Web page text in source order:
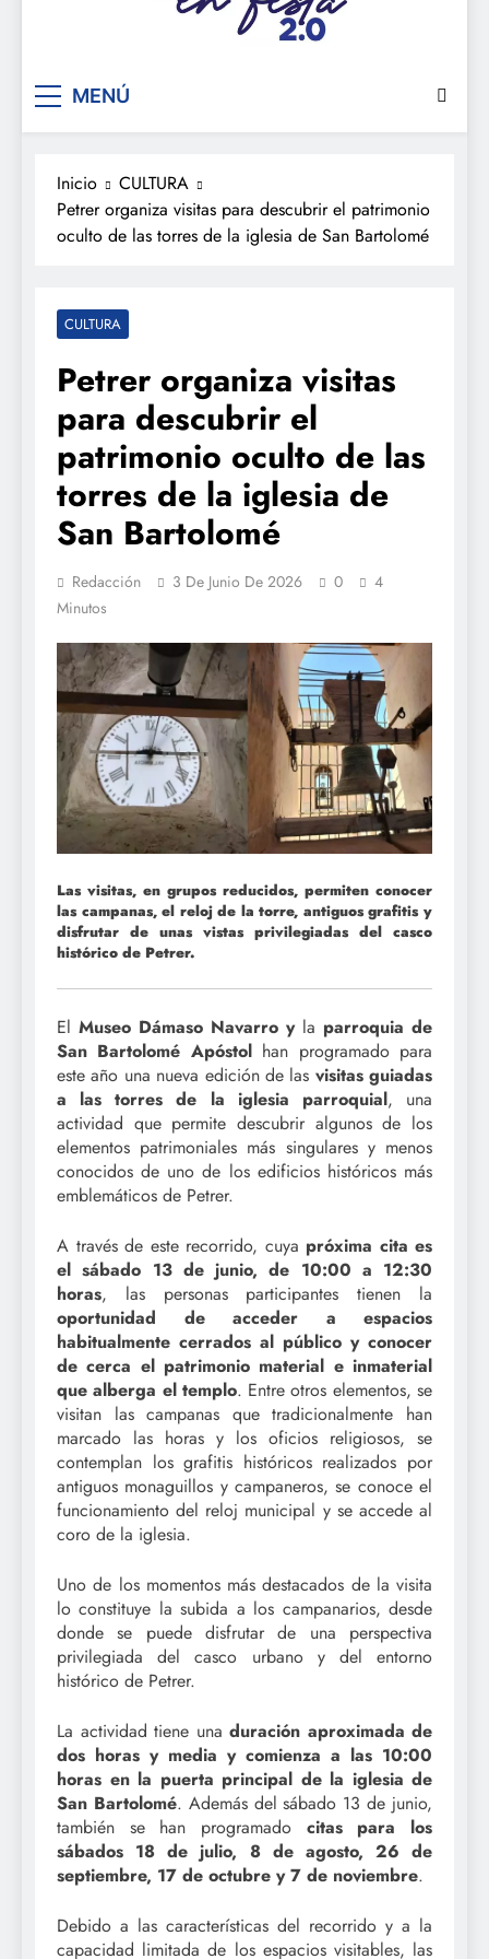
De festa en festa 2.0
MENÚ
Inicio
CULTURA
Petrer organiza visitas para descubrir el patrimonio
oculto de las torres de la iglesia de San Bartolomé
CULTURA
Petrer organiza visitas
para descubrir el
patrimonio oculto de las
torres de la iglesia de
San Bartolomé
Redacción 3 De Junio De 2026 0
4
Minutos
Las visitas, en grupos reducidos, permiten conocer
las campanas, el reloj de la torre, antiguos grafitis y
disfrutar de unas vistas privilegiadas del casco
histórico de Petrer.
El Museo Dámaso Navarro yla parroquia de
San Bartolomé Apóstolhan programado para
este año una nueva edición de las visitas guiadas
a las torres de la iglesia parroquial, una
actividad que permite descubrir algunos de los
elementos patrimoniales más singulares y menos
conocidos de uno de los edificios históricos más
emblemáticos de Petrer.
A través de este recorrido, cuya próxima cita es
el sábado 13 de junio, de 10:00 a 12:30
horas, las personas participantes tienen la
oportunidad de acceder a espacios
habitualmente cerrados al público y conocer
de cerca el patrimonio material e inmaterial
que alberga el templo. Entre otros elementos, se
visitan las campanas que tradicionalmente han
marcado las horas y los oficios religiosos, se
contemplan los grafitis históricos realizados por
antiguos monaguillos y campaneros, se conoce el
funcionamiento del reloj municipal y se accede al
coro de la iglesia.
Uno de los momentos más destacados de la visita
lo constituye la subida a los campanarios, desde
donde se puede disfrutar de una perspectiva
privilegiada del casco urbano y del entorno
histórico de Petrer.
La actividad tiene una duración aproximada de
dos horas y media y comienza a las 10:00
horas en la puerta principal de la iglesia de
San Bartolomé. Además del sábado 13 de junio,
también se han programado citas para los
sábados 18 de julio, 8 de agosto, 26 de
septiembre, 17 de octubre y 7 de noviembre.
Debido a las características del recorrido y a la
capacidad limitada de los espacios visitables, las